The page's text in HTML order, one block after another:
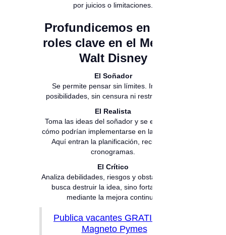
por juicios o limitaciones.
Profundicemos en los 3
roles clave en el Método
Walt Disney
El Soñador
Se permite pensar sin límites. Imagina
posibilidades, sin censura ni restricciones.
El Realista
Toma las ideas del soñador y se enfoca en
cómo podrían implementarse en la vida real.
Aquí entran la planificación, recursos y
cronogramas.
El Crítico
Analiza debilidades, riesgos y obstáculos. No
busca destruir la idea, sino fortalecerla
mediante la mejora continua.
Publica vacantes GRATIS con
Magneto Pymes